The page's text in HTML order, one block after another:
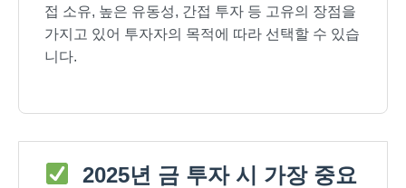
접 소유, 높은 유동성, 간접 투자 등 고유의 장점을
가지고 있어 투자자의 목적에 따라 선택할 수 있습
니다.
2025년 금 투자 시 가장 중요